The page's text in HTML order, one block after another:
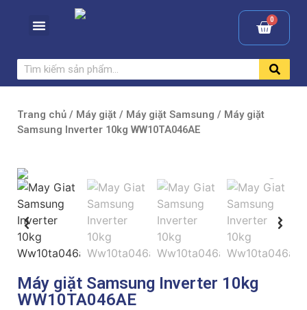
Trang chủ / Máy giặt / Máy giặt Samsung / Máy giặt
Samsung Inverter 10kg WW10TA046AE
Máy giặt Samsung Inverter 10kg
WW10TA046AE